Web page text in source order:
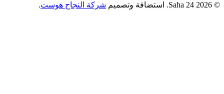
© 2026 Saha 24. استضافة وتصميم شركة النجاح هوست.